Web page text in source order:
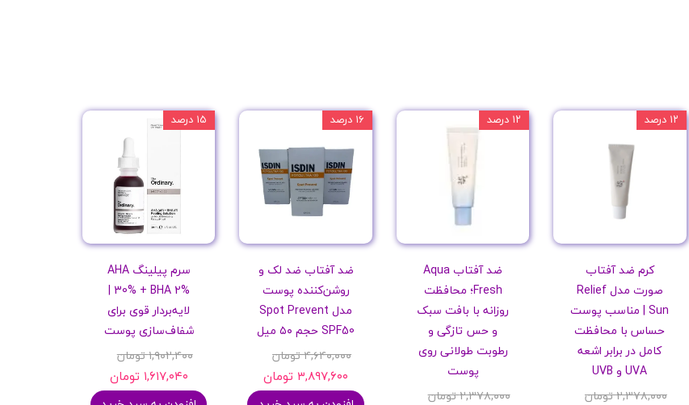
کرم ضد آفتاب
صورت مدل Relief
Sun | مناسب پوست
حساس با محافظت
کامل در برابر اشعه
UVA و UVB
۲,۳۷۸,۰۰۰ تومان
۱۲ درصد
ضد آفتاب Aqua
Fresh؛ محافظت
روزانه با بافت سبک
و حس تازگی و
رطوبت طولانی روی
پوست
۲,۳۷۸,۰۰۰ تومان
۱۲ درصد
ضد آفتاب ضد لک و
روشن‌کننده پوست
مدل Spot Prevent
SPF50 حجم ۵۰ میل
۴,۶۴۰,۰۰۰ تومان
۳,۸۹۷,۶۰۰ تومان
۱۶ درصد
سرم پیلینگ AHA
30% + BHA 2% |
لایه‌بردار قوی برای
شفاف‌سازی پوست
۱,۹۰۲,۴۰۰ تومان
۱,۶۱۷,۰۴۰ تومان
۱۵ درصد